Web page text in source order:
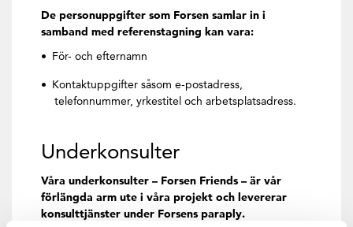
De personuppgifter som Forsen samlar in i
samband med referenstagning kan vara:
För- och efternamn
Kontaktuppgifter såsom e-postadress,
telefonnummer, yrkestitel och arbetsplatsadress.
Underkonsulter
Våra underkonsulter – Forsen Friends – är vår
förlängda arm ute i våra projekt och levererar
konsulttjänster under Forsens paraply.